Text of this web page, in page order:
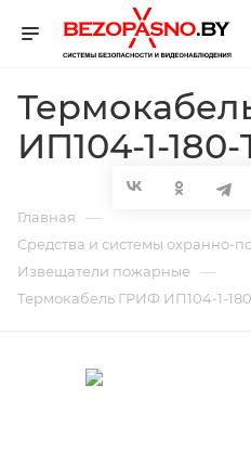
ИП104-1-180-
Главная —
Средства и системы охранно-
Извещатели пожарные —
Термокабель ГРИФ ИП104-1-